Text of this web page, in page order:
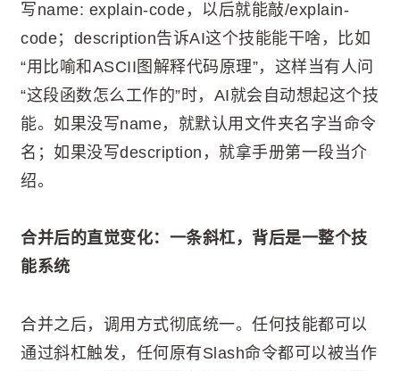
写name: explain-code，以后就能敲/explain-
code；description告诉AI这个技能能干啥，比如
“用比喻和ASCII图解释代码原理”，这样当有人问
“这段函数怎么工作的”时，AI就会自动想起这个技
能。如果没写name，就默认用文件夹名字当命令
名；如果没写description，就拿手册第一段当介
绍。
合并后的直觉变化：一条斜杠，背后是一整个技
能系统
合并之后，调用方式彻底统一。任何技能都可以
通过斜杠触发，任何原有Slash命令都可以被当作